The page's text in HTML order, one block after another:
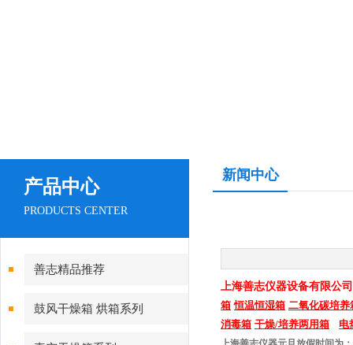
产品中心
PRODUCTS CENTER
善志精品推荐
鼓风干燥箱 烘箱系列
新闻中心
上海善志仪器设备有限公
箱 恒温恒湿箱 二氧化碳培养
消毒箱 干燥/培养两用箱 电